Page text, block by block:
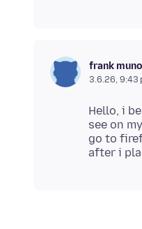
frank
3.6.26, 9:43
Hello, i
see on
go to